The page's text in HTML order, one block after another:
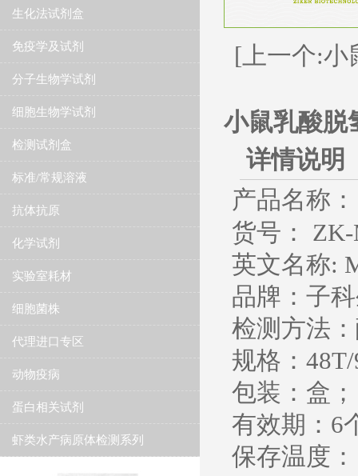
生化法试剂盒
免疫学及试剂
分子生物学试剂
细胞生物学试剂
检测试剂盒
标准/常规溶液
抗体抗原
化学试剂
实验室耗材
细胞菌株
代理进口专区
动物疫病
蛋白相关试剂
虾类水产病原体检测系列
[上一个:小
小鼠乳酸脱
详情说明
产品名称：
货号：
英文名称:
品牌：子
检测方法
规格：
包装：盒；
有效期： 6
保存温度 ：